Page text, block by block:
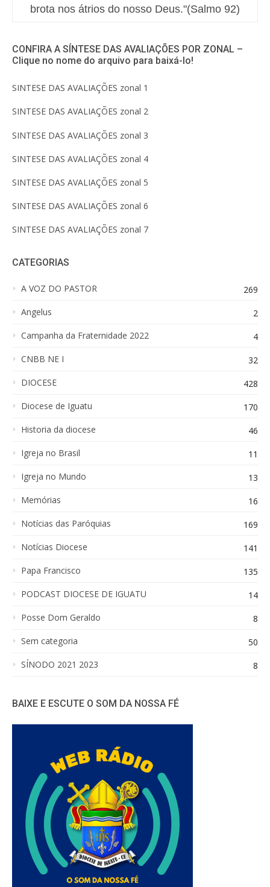
brota nos átrios do nosso Deus."(Salmo 92)
CONFIRA A SÍNTESE DAS AVALIAÇÕES POR ZONAL –
Clique no nome do arquivo para baixá-lo!
SINTESE DAS AVALIAÇÕES zonal 1
SINTESE DAS AVALIAÇÕES zonal 2
SINTESE DAS AVALIAÇÕES zonal 3
SINTESE DAS AVALIAÇÕES zonal 4
SINTESE DAS AVALIAÇÕES zonal 5
SINTESE DAS AVALIAÇÕES zonal 6
SINTESE DAS AVALIAÇÕES zonal 7
CATEGORIAS
A VOZ DO PASTOR
269
Angelus
2
Campanha da Fraternidade 2022
4
CNBB NE I
32
DIOCESE
428
Diocese de Iguatu
170
Historia da diocese
46
Igreja no Brasil
11
Igreja no Mundo
13
Memórias
16
Notícias das Paróquias
169
Notícias Diocese
141
Papa Francisco
135
PODCAST DIOCESE DE IGUATU
14
Posse Dom Geraldo
8
Sem categoria
50
SÍNODO 2021 2023
8
BAIXE E ESCUTE O SOM DA NOSSA FÉ